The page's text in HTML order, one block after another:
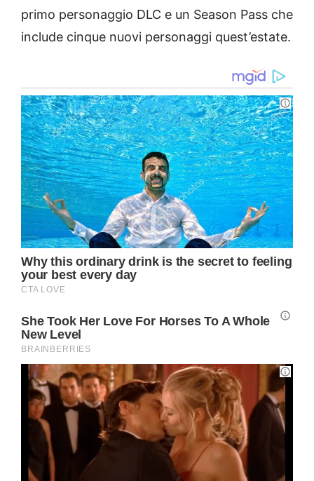
primo personaggio DLC e un Season Pass che
include cinque nuovi personaggi quest’estate.